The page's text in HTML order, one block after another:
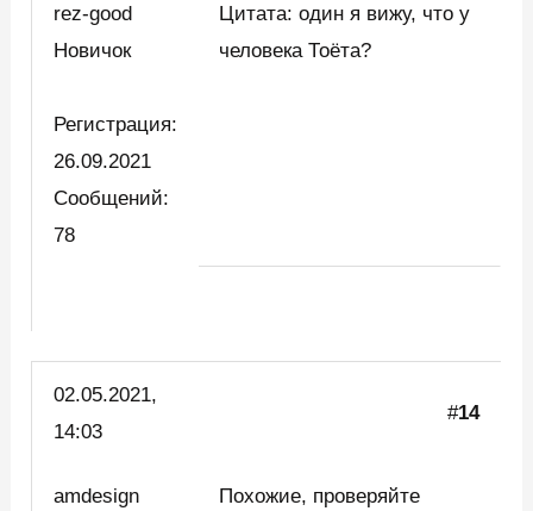
rez-good
Новичок
Регистрация:
26.09.2021
Сообщений:
78
Цитата: один я вижу, что у
человека Тоёта?
02.05.2021,
14:03
#14
amdesign
Похожие, проверяйте